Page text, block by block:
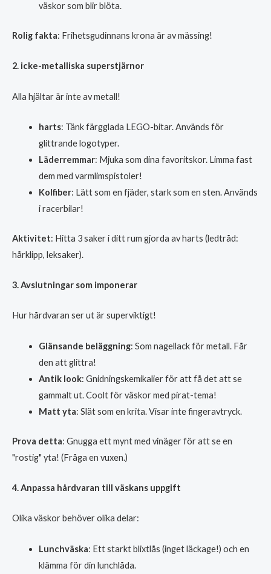
väskor som blir blöta.
Rolig fakta: Frihetsgudinnans krona är av mässing!
2. icke-metalliska superstjärnor
Alla hjältar är inte av metall!
harts: Tänk färgglada LEGO-bitar. Används för
glittrande logotyper.
Läderremmar: Mjuka som dina favoritskor. Limma fast
dem med varmlimspistoler!
Kolfiber: Lätt som en fjäder, stark som en sten. Används
i racerbilar!
Aktivitet: Hitta 3 saker i ditt rum gjorda av harts (ledtråd:
hårklipp, leksaker).
3. Avslutningar som imponerar
Hur hårdvaran ser ut är superviktigt!
Glänsande beläggning: Som nagellack för metall. Får
den att glittra!
Antik look: Gnidningskemikalier för att få det att se
gammalt ut. Coolt för väskor med pirat-tema!
Matt yta: Slät som en krita. Visar inte fingeravtryck.
Prova detta: Gnugga ett mynt med vinäger för att se en
"rostig" yta! (Fråga en vuxen.)
4. Anpassa hårdvaran till väskans uppgift
Olika väskor behöver olika delar:
Lunchväska: Ett starkt blixtlås (inget läckage!) och en
klämma för din lunchlåda.